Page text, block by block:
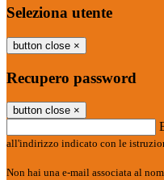
Seleziona utente
button close ×
Recupero password
button close ×
all'indirizzo indicato con le
Non hai una e-mail associata al